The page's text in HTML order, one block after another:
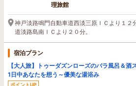
理旅館
神戸淡路鳴門自動車道西淡三原ＩＣより１２
道淡路島南ＩＣより２０分。
宿泊プラン
【大人旅】トゥーダズンローズのバラ風呂＆
1日中あなたを想う～優美な湯浴み
ポイントUP